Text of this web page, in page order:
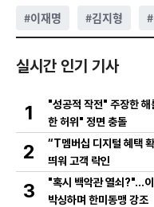
#이재명 #김지형 #
실시간 인기 기사
1
"성공적 작전" 주장한
한 허위" 정면 충돌
2
“T멤버십 디지털 혜택
띄워 고객 락인
3
"혹시 백악관 열쇠?"…
박싱하며 한미동맹 강조